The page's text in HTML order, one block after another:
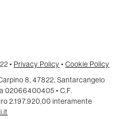
• Privacy Policy • Cookie Policy
8, 47822, Santarcangelo
02066400405 • C.F.
2.197.920,00 interamente